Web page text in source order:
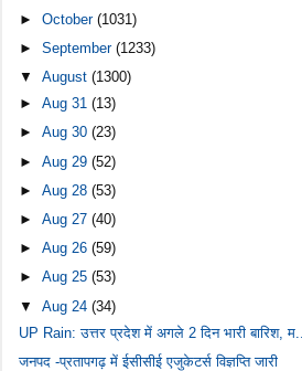
►October(1031)
►September(1233)
▼August(1300)
►Aug 31(13)
►Aug 30(23)
►Aug 29(52)
►Aug 28(53)
►Aug 27(40)
►Aug 26(59)
►Aug 25(53)
▼Aug 24(34)
UP Rain: उत्तर प्रदेश में अगले 2 दिन भारी बारिश, म...
जनपद -प्रतापगढ़ में ईसीसीई एजुकेटर्स विज्ञप्ति जारी